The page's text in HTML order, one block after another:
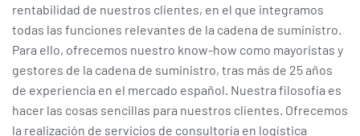
rentabilidad de nuestros clientes, en el que integramos
todas las funciones relevantes de la cadena de suministro.
Para ello, ofrecemos nuestro know-how como mayoristas y
gestores de la cadena de suministro, tras más de 25 años
de experiencia en el mercado español. Nuestra filosofía es
hacer las cosas sencillas para nuestros clientes. Ofrecemos
la realización de servicios de consultoría en logística